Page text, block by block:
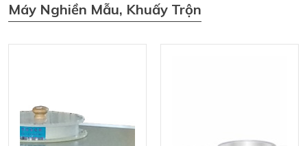
Máy Nghiền Mẫu, Khuấy Trộn